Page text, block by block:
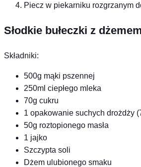
Piecz w piekarniku rozgrzanym
Słodkie bułeczki z
Składniki:
500g mąki pszennej
250ml ciepłego mleka
70g cukru
1 opakowanie suchych drożdży
50g roztopionego masła
1 jajko
Szczypta soli
Dżem ulubionego smaku